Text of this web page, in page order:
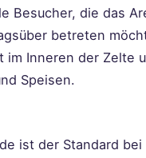
Besucher, die das
betreten
im Inneren der Zelte
Speisen.
ist der Standard bei